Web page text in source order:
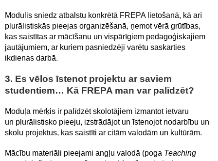
Modulis sniedz atbalstu konkrētā FREPA lietošanā, kā arī
plurālistiskās pieejas organizēšanā, ņemot vērā grūtības,
kas saistītas ar mācīšanu un vispārīgiem pedagoģiskajiem
jautājumiem, ar kuriem pasniedzēji varētu saskarties
ikdienas darbā.
3. Es vēlos īstenot projektu ar saviem
studentiem… Kā FREPA man var palīdzēt?
Moduļa mērķis ir palīdzēt skolotājiem izmantot ietvaru
un plurālistisko pieeju, izstrādājot un īstenojot nodarbību un
skolu projektus, kas saistīti ar citām valodām un kultūrām.
Mācību materiāli pieejami angļu valodā (poga Teaching